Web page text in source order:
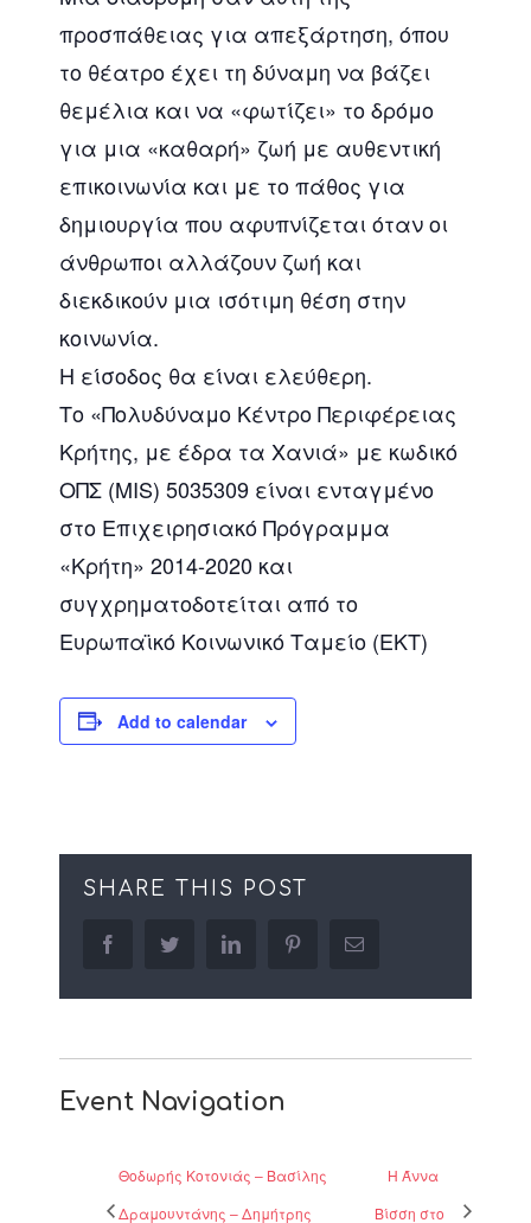
προσπάθειας για απεξάρτηση, όπου
το θέατρο έχει τη δύναμη να βάζει
θεμέλια και να «φωτίζει» το δρόμο
για μια «καθαρή» ζωή με αυθεντική
επικοινωνία και με το πάθος για
δημιουργία που αφυπνίζεται όταν οι
άνθρωποι αλλάζουν ζωή και
διεκδικούν μια ισότιμη θέση στην
κοινωνία.
Η είσοδος θα είναι ελεύθερη.
Το «Πολυδύναμο Κέντρο Περιφέρειας
Κρήτης, με έδρα τα Χανιά» με κωδικό
ΟΠΣ (MIS) 5035309 είναι ενταγμένο
στο Επιχειρησιακό Πρόγραμμα
«Κρήτη» 2014-2020 και
συγχρηματοδοτείται από το
Ευρωπαϊκό Κοινωνικό Ταμείο (ΕΚΤ)
Add to calendar
SHARE THIS POST
facebooktwitter linkedin pinterestEmail
Event Navigation
Θοδωρής Κοτονιάς – Βασίλης
Δραμουντάνης – Δημήτρης
Η Άννα
Βίσση στο